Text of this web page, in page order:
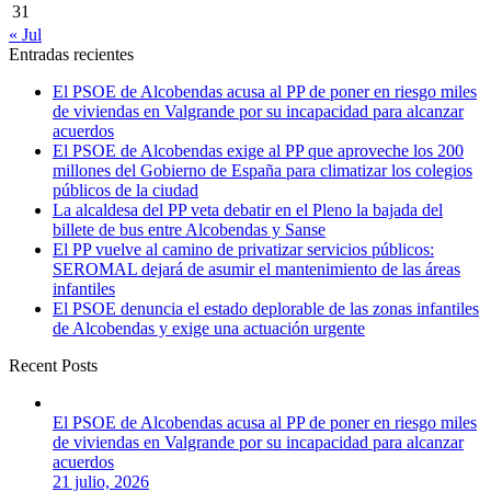
31
« Jul
Entradas recientes
El PSOE de Alcobendas acusa al PP de poner en riesgo miles
de viviendas en Valgrande por su incapacidad para alcanzar
acuerdos
El PSOE de Alcobendas exige al PP que aproveche los 200
millones del Gobierno de España para climatizar los colegios
públicos de la ciudad
La alcaldesa del PP veta debatir en el Pleno la bajada del
billete de bus entre Alcobendas y Sanse
El PP vuelve al camino de privatizar servicios públicos:
SEROMAL dejará de asumir el mantenimiento de las áreas
infantiles
El PSOE denuncia el estado deplorable de las zonas infantiles
de Alcobendas y exige una actuación urgente
Recent Posts
El PSOE de Alcobendas acusa al PP de poner en riesgo miles
de viviendas en Valgrande por su incapacidad para alcanzar
acuerdos
21 julio, 2026